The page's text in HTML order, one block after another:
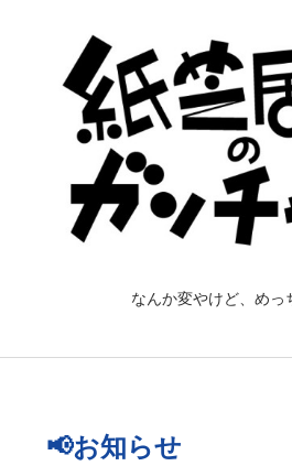
なんか変やけど、めっ
📢お知らせ